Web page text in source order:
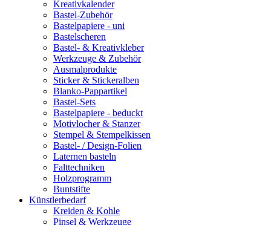
Kreativkalender
Bastel-Zubehör
Bastelpapiere - uni
Bastelscheren
Bastel- & Kreativkleber
Werkzeuge & Zubehör
Ausmalprodukte
Sticker & Stickeralben
Blanko-Pappartikel
Bastel-Sets
Bastelpapiere - beduckt
Motivlocher & Stanzer
Stempel & Stempelkissen
Bastel- / Design-Folien
Laternen basteln
Falttechniken
Holzprogramm
Buntstifte
Künstlerbedarf
Kreiden & Kohle
Pinsel & Werkzeuge